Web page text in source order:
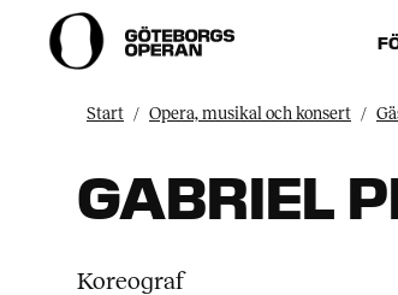
Start Opera, musikal och konsert
GABRIEL
Koreograf